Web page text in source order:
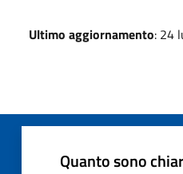
Ultimo aggiornamento: 24
Quanto sono